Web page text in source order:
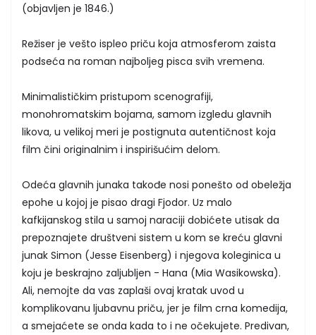
(objavljen je 1846.)
Režiser je vešto ispleo priču koja atmosferom zaista
podseća na roman najboljeg pisca svih vremena.
Minimalističkim pristupom scenografiji,
monohromatskim bojama, samom izgledu glavnih
likova, u velikoj meri je postignuta autentičnost koja
film čini originalnim i inspirišućim delom.
Odeća glavnih junaka takođe nosi ponešto od obeležja
epohe u kojoj je pisao dragi Fjodor. Uz malo
kafkijanskog stila u samoj naraciji dobićete utisak da
prepoznajete društveni sistem u kom se kreću glavni
junak Simon (Jesse Eisenberg) i njegova koleginica u
koju je beskrajno zaljubljen - Hana (Mia Wasikowska).
Ali, nemojte da vas zaplaši ovaj kratak uvod u
komplikovanu ljubavnu priču, jer je film crna komedija,
a smejaćete se onda kada to i ne očekujete. Predivan,